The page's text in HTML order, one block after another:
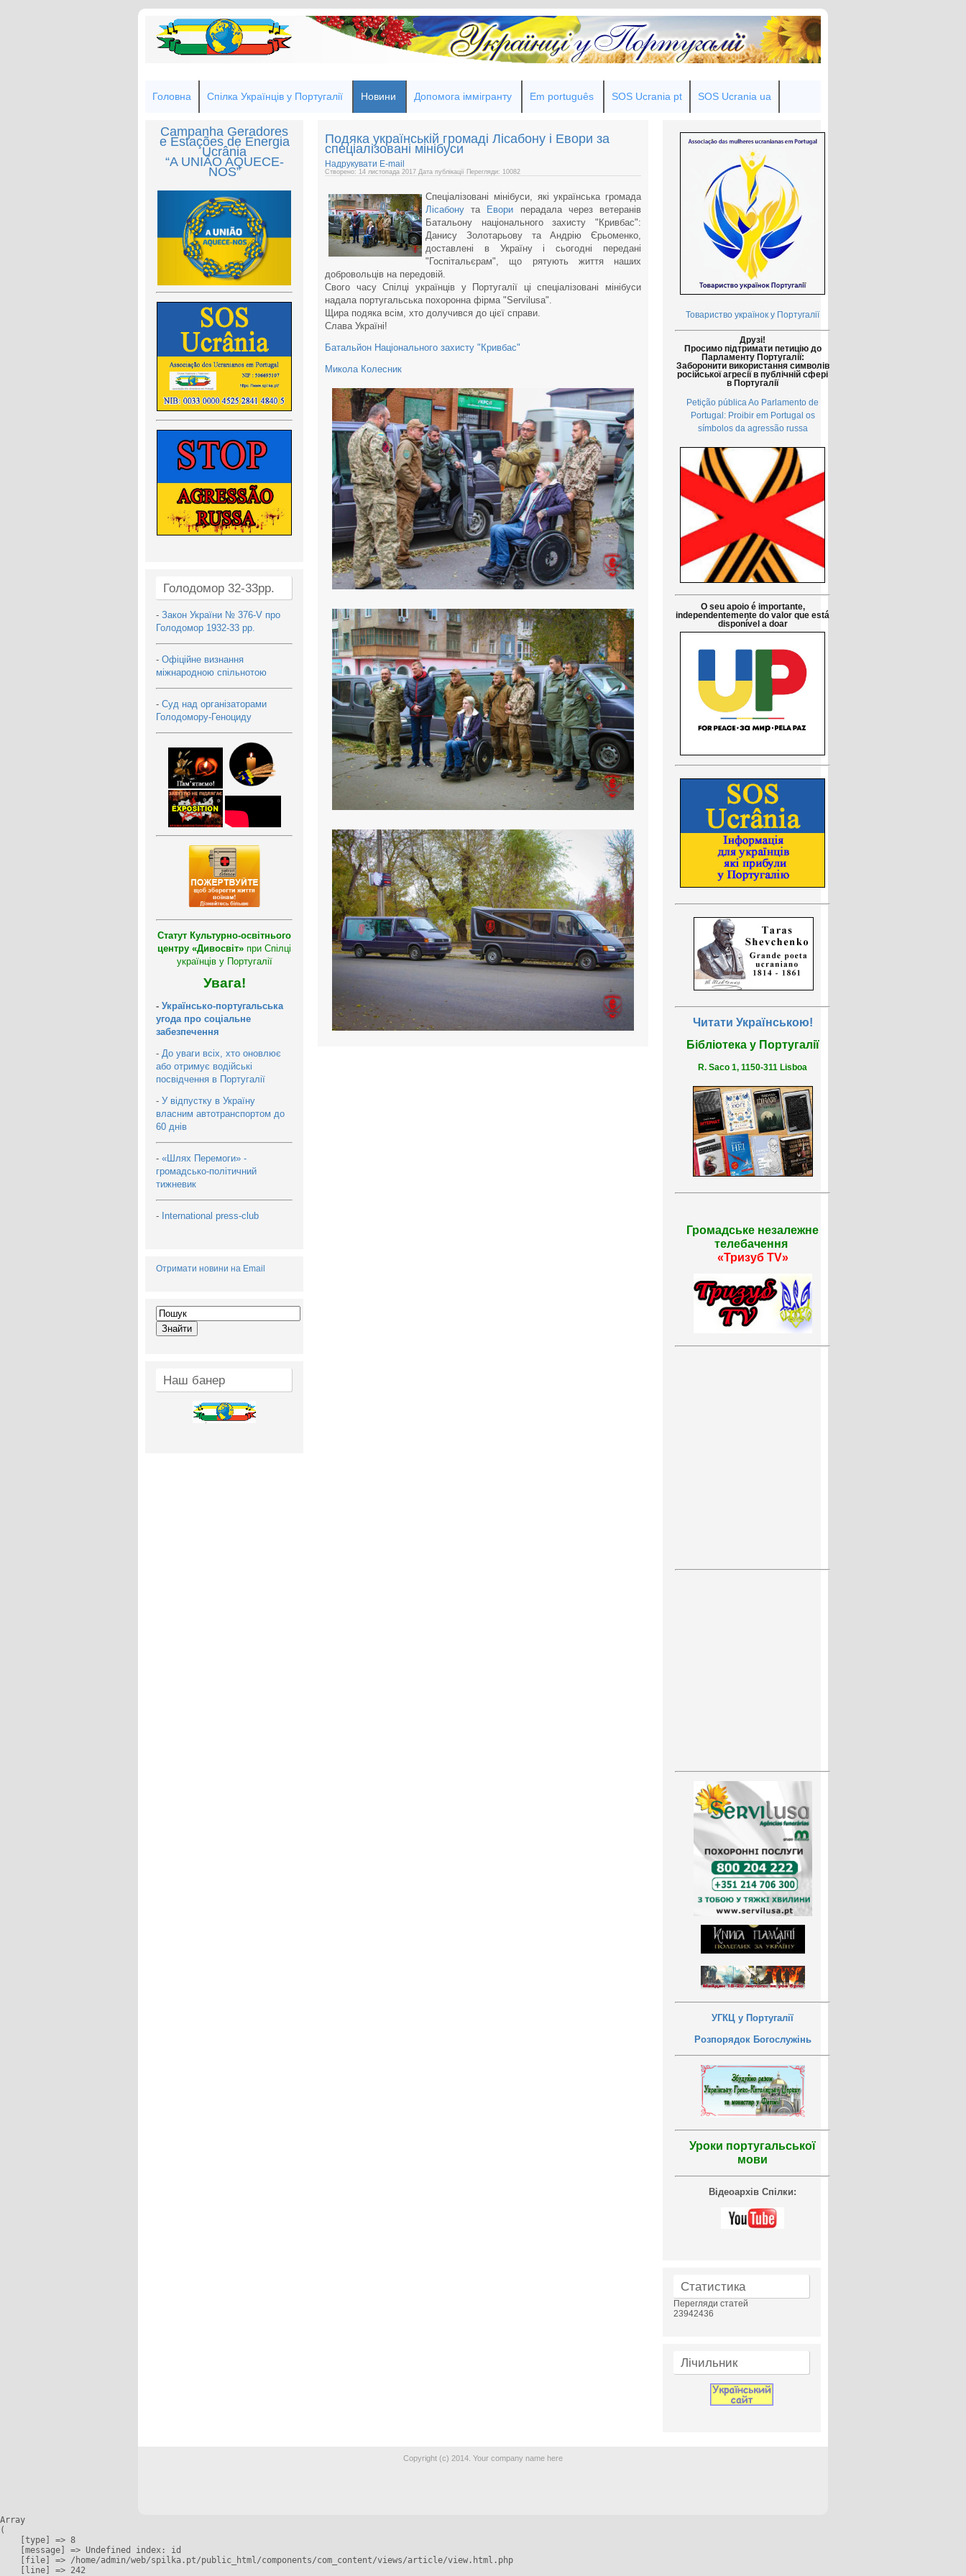
Головна Спілка Українців у Португалії Новини Допомога іммігранту Em português SOS Ucrania pt SOS Ucrania ua
Campanha Geradores
e Estações de Energia
Ucrânia
“A UNIÃO AQUECE-
NOS”
Голодомор 32-33рр.
- Закон України № 376-V про
Голодомор 1932-33 рр.
- Офіційне визнання
міжнародною спільнотою
- Суд над організаторами
Голодомору-Геноциду
Статут Культурно-освітнього
центру «Дивосвіт» при Спілці
українців у Португалії
Увага!
- Українсько-португальська
угода про соціальне
забезпечення
- До уваги всіх, хто оновлює
або отримує водійські
посвідчення в Португалії
- У відпустку в Україну
власним автотранспортом до
60 днів
- «Шлях Перемоги» -
громадсько-політичний
тижневик
- International press-club
Отримати новини на Email
Наш банер
Подяка українській громаді Лісабону і Евори за
спеціалізовані мінібуси
Надрукувати E-mail
Створено: 14 листопада 2017 Дата публікації Перегляди: 10082
Спеціалізовані мінібуси, які українська громада
Лісабону та Евори перадала через ветеранів
Батальону національного захисту "Кривбас":
Данису Золотарьову та Андрію Єрьоменко,
доставлені в Україну і сьогодні передані
"Госпітальєрам", що рятують життя наших
добровольців на передовій.
Свого часу Спілці українців у Португалії ці спеціалізовані мінібуси
надала португальська похоронна фірма "Servilusa".
Щира подяка всім, хто долучився до цієї справи.
Слава Україні!
Батальйон Національного захисту "Кривбас"
Микола Колесник
Товариство українок у Португалії
Друзі!
Просимо підтримати петицію до
Парламенту Португалії:
Заборонити використання символів
російської агресії в публічній сфері
в Португалії
Petição pública Ao Parlamento de
Portugal: Proibir em Portugal os
símbolos da agressão russa
O seu apoio é importante,
independentemente do valor que está
disponível a doar
Читати Українською!
Бібліотека у Португалії
R. Saco 1, 1150-311 Lisboa
Громадське незалежне
телебачення
«Тризуб TV»
УГКЦ у Португалії
Розпорядок Богослужінь
Уроки португальської
мови
Відеоархів Спілки:
Статистика
Перегляди статей
23942436
Лічильник
Copyright (c) 2014. Your company name here
Array
(
    [type] => 8
    [message] => Undefined index: id
    [file] => /home/admin/web/spilka.pt/public_html/components/com_content/views/article/view.html.php
    [line] => 242